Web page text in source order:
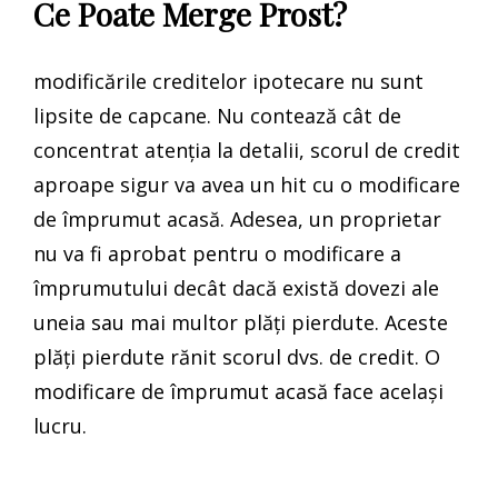
Ce Poate Merge Prost?
modificările creditelor ipotecare nu sunt
lipsite de capcane. Nu contează cât de
concentrat atenția la detalii, scorul de credit
aproape sigur va avea un hit cu o modificare
de împrumut acasă. Adesea, un proprietar
nu va fi aprobat pentru o modificare a
împrumutului decât dacă există dovezi ale
uneia sau mai multor plăți pierdute. Aceste
plăți pierdute rănit scorul dvs. de credit. O
modificare de împrumut acasă face același
lucru.